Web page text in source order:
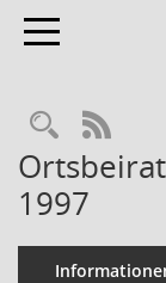
Toggle navigation
1997